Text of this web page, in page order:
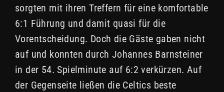
sorgten mit ihren Treffern für eine komfortable
6:1 Führung und damit quasi für die
Vorentscheidung. Doch die Gäste gaben nicht
auf und konnten durch Johannes Barnsteiner
in der 54. Spielminute auf 6:2 verkürzen. Auf
der Gegenseite ließen die Celtics beste